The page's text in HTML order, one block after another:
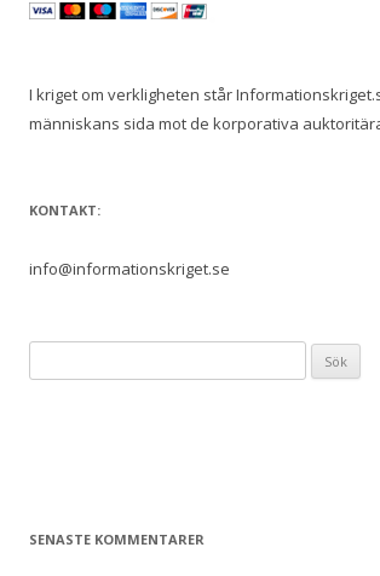
I kriget om verkligheten står
människans sida mot de korporativa
KONTAKT:
info@informationskriget.se
ö
e
SENASTE KOMMENTARER